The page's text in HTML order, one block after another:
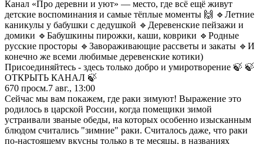
Канал «Про деревни и уют» — место, где всё ещё живут
детские воспоминания и самые тёплые моменты 🙌 🔹Летние
каникулы у бабушки с дедушкой 🔹Деревенские пейзажи и
домики 🔹Бабушкины пирожки, каши, коврики 🔹Родные
русские просторы 🔹Завораживающие рассветы и закаты 🔹И
конечно же всеми любимые деревенские котики)
Присоединяйтесь - здесь только добро и умиротворение 🍃 🍃
ОТКРЫТЬ КАНАЛ 🍃
670 просм.7 авг., 13:00
Сейчас мы вам покажем, где раки зимуют! Выражение это
родилось в царской России, когда помещики зимой
устраивали званые обеды, на которых особенно изысканным
блюдом считались "зимние" раки. Считалось даже, что раки
по-настоящему вкусны только в те месяцы, в названиях